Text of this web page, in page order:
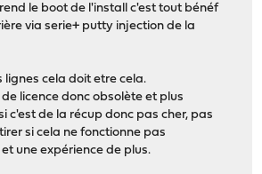
le boot de l'install c'est tout bénéf
via serie+ putty injection de la
lignes cela doit etre cela.
licence donc obsolète et plus
c'est de la récup donc pas cher, pas
si cela ne fonctionne pas
une expérience de plus.